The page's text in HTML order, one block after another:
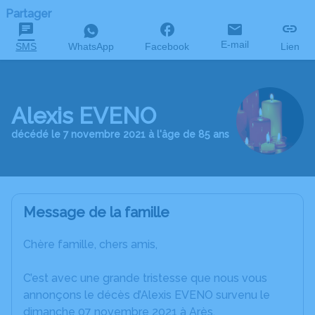
Partager
SMS WhatsApp Facebook E-mail Lien
Alexis EVENO
décédé le 7 novembre 2021 à l'âge de 85 ans
Message de la famille
Chère famille, chers amis,
C’est avec une grande tristesse que nous vous
annonçons le décès d’Alexis EVENO survenu le
dimanche 07 novembre 2021 à Arès.